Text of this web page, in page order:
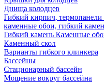
Днища колодцев
Гибкий кирпич,
каменные обои, гибкий
Гибкий камень Каменные
Каменный скол
Варианты гибкого клинкера
Бассейны
Стационарный бассейн
Мощение вокруг бассейна